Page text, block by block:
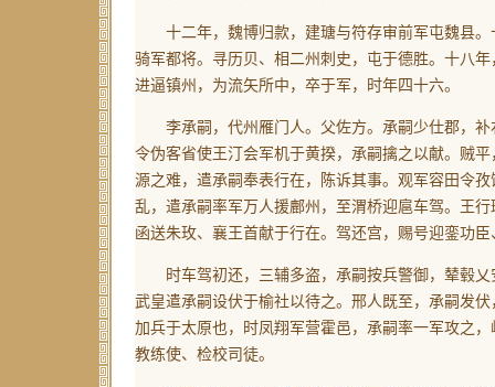
十二年，魏博归款，建瑭与符存审前军屯魏县。
骑军都将。寻历贝、相二州刺史，屯于德胜。十八
进逼镇州，为流矢所中，卒于军，时年四十六。
李承嗣，代州雁门人。父佐方。承嗣少仕郡，补
令伪客省使王汀会军机于黄揆，承嗣擒之以献。贼
源之难，遣承嗣奉表行在，陈诉其事。观军容田令
乱，遣承嗣率军万人援鄜州，至渭桥迎扈车驾。王
函送朱玫、襄王首献于行在。驾还宫，赐号迎銮功
时车驾初还，三辅多盗，承嗣按兵警御，辇毂乂
武皇遣承嗣设伏于榆社以待之。邢人既至，承嗣发
加兵于太原也，时凤翔军营霍邑，承嗣率一军攻之
教练使、检校司徒。